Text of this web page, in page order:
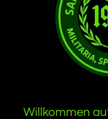
Willkommen